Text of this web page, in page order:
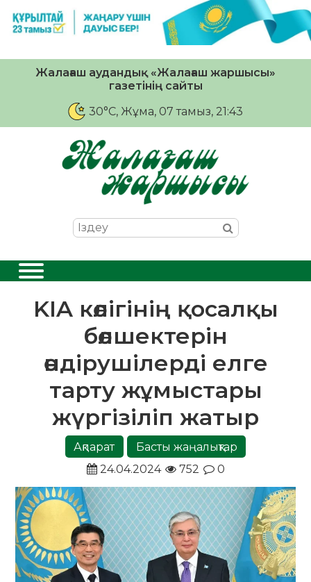
Жалағаш аудандық «Жалағаш жаршысы»
газетінің сайты
30°C, Жұма, 07 тамыз, 21:43
KIA көлігінің қосалқы
бөлшектерін
өндірушілерді елге
тарту жұмыстары
жүргізіліп жатыр
Ақпарат
Басты жаңалықтар
24.04.2024
752 0